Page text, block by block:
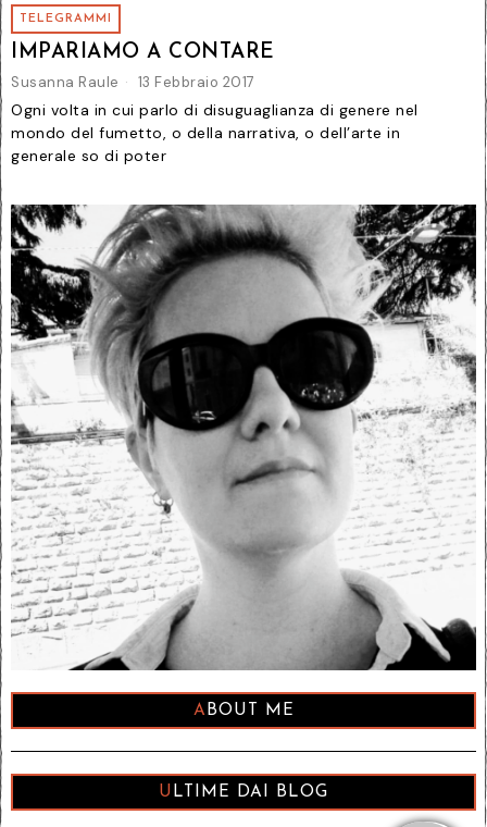
TELEGRAMMI
IMPARIAMO A CONTARE
Susanna Raule 13 Febbraio 2017
Ogni volta in cui parlo di disuguaglianza di genere nel
mondo del fumetto, o della narrativa, o dell’arte in
generale so di poter
ABOUT ME
ULTIME DAI BLOG